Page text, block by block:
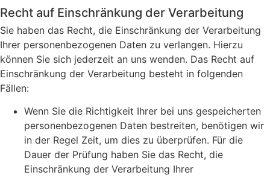
Recht auf Einschränkung der Verarbeitung
Sie haben das Recht, die Einschränkung der Verarbeitung
Ihrer personenbezogenen Daten zu verlangen. Hierzu
können Sie sich jederzeit an uns wenden. Das Recht auf
Einschränkung der Verarbeitung besteht in folgenden
Fällen:
Wenn Sie die Richtigkeit Ihrer bei uns gespeicherten
personenbezogenen Daten bestreiten, benötigen wir
in der Regel Zeit, um dies zu überprüfen. Für die
Dauer der Prüfung haben Sie das Recht, die
Einschränkung der Verarbeitung Ihrer